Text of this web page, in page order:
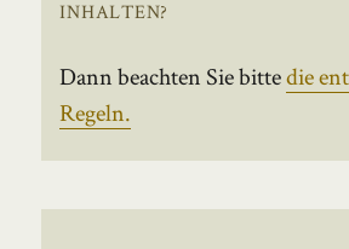
INHALTEN?
Dann beachten Sie bittedie
Regeln.